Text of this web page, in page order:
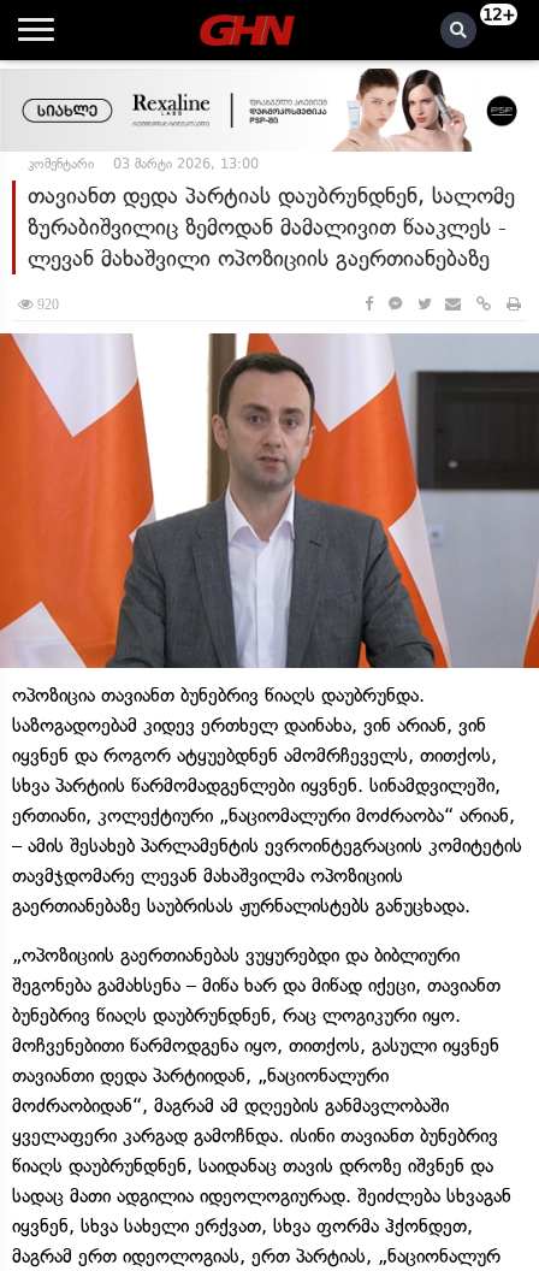
12+
კომენტარი 03 მარტი 2026, 13:00
თავიანთ დედა პარტიას დაუბრუნდნენ, სალომე
ზურაბიშვილიც ზემოდან მამალივით წააკლეს -
ლევან მახაშვილი ოპოზიციის გაერთიანებაზე
920
ოპოზიცია თავიანთ ბუნებრივ წიაღს დაუბრუნდა.
საზოგადოებამ კიდევ ერთხელ დაინახა, ვინ არიან, ვინ
იყვნენ და როგორ ატყუებდნენ ამომრჩეველს, თითქოს,
სხვა პარტიის წარმომადგენლები იყვნენ. სინამდვილეში,
ერთიანი, კოლექტიური „ნაციომალური მოძრაობა“ არიან,
– ამის შესახებ პარლამენტის ევროინტეგრაციის კომიტეტის
თავმჯდომარე ლევან მახაშვილმა ოპოზიციის
გაერთიანებაზე საუბრისას ჟურნალისტებს განუცხადა.
„ოპოზიციის გაერთიანებას ვუყურებდი და ბიბლიური
შეგონება გამახსენა – მიწა ხარ და მიწად იქეცი, თავიანთ
ბუნებრივ წიაღს დაუბრუნდნენ, რაც ლოგიკური იყო.
მოჩვენებითი წარმოდგენა იყო, თითქოს, გასული იყვნენ
თავიანთი დედა პარტიიდან, „ნაციონალური
მოძრაობიდან“, მაგრამ ამ დღეების განმავლობაში
ყველაფერი კარგად გამოჩნდა. ისინი თავიანთ ბუნებრივ
წიაღს დაუბრუნდნენ, საიდანაც თავის დროზე იშვნენ და
სადაც მათი ადგილია იდეოლოგიურად. შეიძლება სხვაგან
იყვნენ, სხვა სახელი ერქვათ, სხვა ფორმა ჰქონდეთ,
მაგრამ ერთ იდეოლოგიას, ერთ პარტიას, „ნაციონალურ